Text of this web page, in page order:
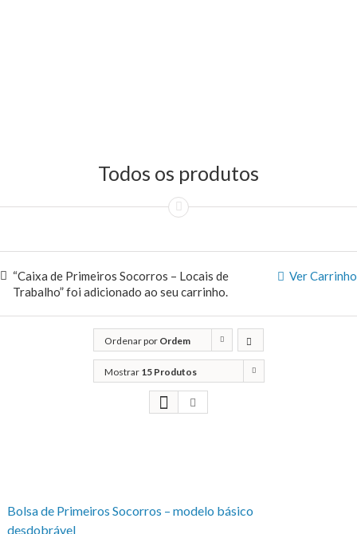
Todos os produtos
Ver Carrinho
“Caixa de Primeiros Socorros – Locais de
Trabalho” foi adicionado ao seu carrinho.
Ordenar por Ordem
predefinida
Mostrar 15 Produtos
Bolsa de Primeiros Socorros – modelo básico
desdobrável